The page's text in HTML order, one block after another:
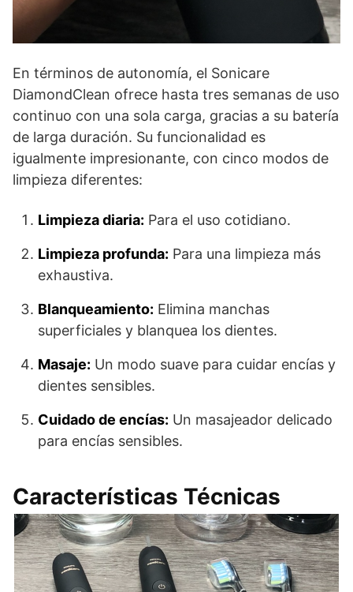
En términos de autonomía, el Sonicare
DiamondClean ofrece hasta tres semanas de uso
continuo con una sola carga, gracias a su batería
de larga duración. Su funcionalidad es
igualmente impresionante, con cinco modos de
limpieza diferentes:
Limpieza diaria: Para el uso cotidiano.
Limpieza profunda: Para una limpieza más
exhaustiva.
Blanqueamiento: Elimina manchas
superficiales y blanquea los dientes.
Masaje: Un modo suave para cuidar encías y
dientes sensibles.
Cuidado de encías: Un masajeador delicado
para encías sensibles.
Características Técnicas